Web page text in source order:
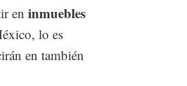
en inmuebles
lo es
en también